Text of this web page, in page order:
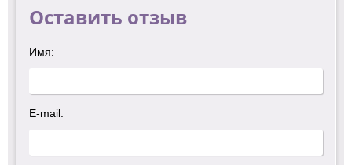
Оставить отзыв
Имя:
E-mail: